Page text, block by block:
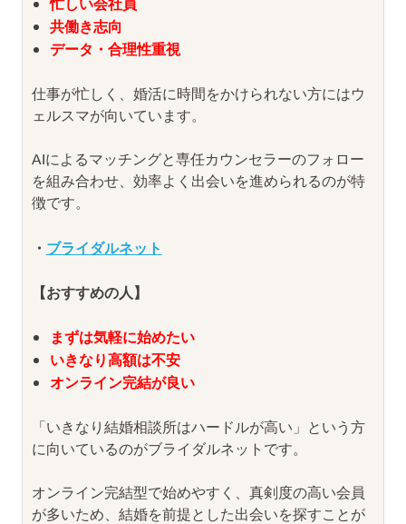
共働き志向
データ・合理性重視
仕事が忙しく、婚活に時間をかけられない方にはウ
ェルスマが向いています。
AIによるマッチングと専任カウンセラーのフォロー
を組み合わせ、効率よく出会いを進められるのが特
徴です。
・ ブライダルネット
【おすすめの人】
まずは気軽に始めたい
いきなり高額は不安
オンライン完結が良い
「いきなり結婚相談所はハードルが高い」という方
に向いているのがブライダルネットです。
オンライン完結型で始めやすく、真剣度の高い会員
が多いため、結婚を前提とした出会いを探すことが